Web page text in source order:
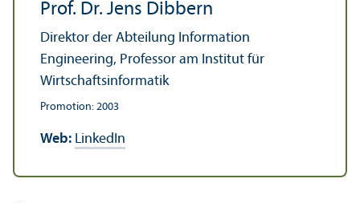
Prof. Dr. Jens Dibbern
Direktor der Abteilung Information
Engineering, Professor am Institut für
Wirtschafts­informatik
Promotion: 2003
Web: LinkedIn